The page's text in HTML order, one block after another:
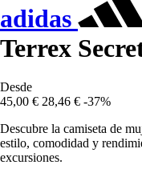
adidas
Terrex
Desde
45,00 € 28,46 € -37%
Descubre la camiseta de
estilo, comodidad y
excursiones.